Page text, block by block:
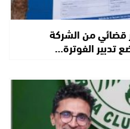
قضائي من الشركة
تدبير الفوترة…